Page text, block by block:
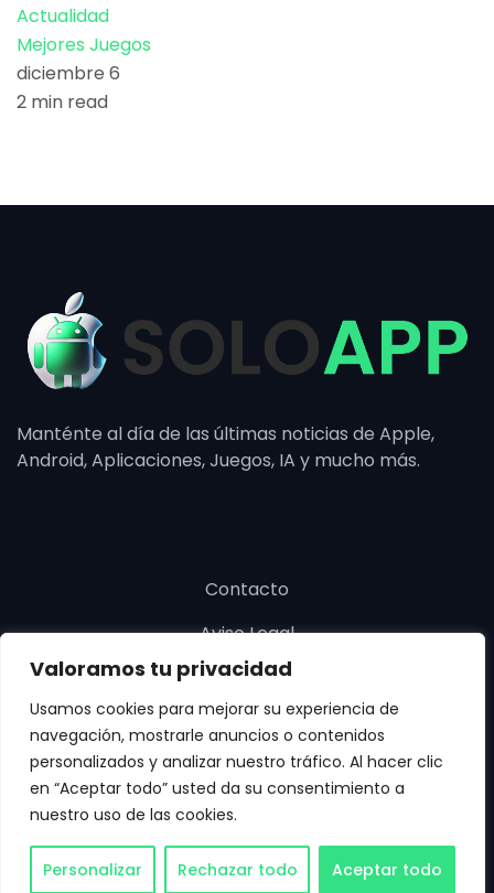
Valoramos tu privacidad
Usamos cookies para mejorar su experiencia de
navegación, mostrarle anuncios o contenidos
personalizados y analizar nuestro tráfico. Al hacer clic
en “Aceptar todo” usted da su consentimiento a
nuestro uso de las cookies.
Personalizar Rechazar todo Aceptar todo
Actualidad
Mejores Juegos
diciembre 6
2 min read
Manténte al día de las últimas noticias de Apple,
Android, Aplicaciones, Juegos, IA y mucho más.
Contacto
Aviso Legal
Política de cookies
Política de privacidad
Copyright © SoloApp 2025. Todos los derechos
reservados.